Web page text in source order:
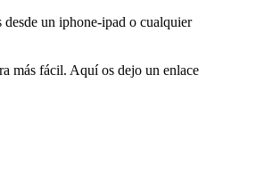
un iphone-ipad o cualquier
más fácil. Aquí os dejo un enlace